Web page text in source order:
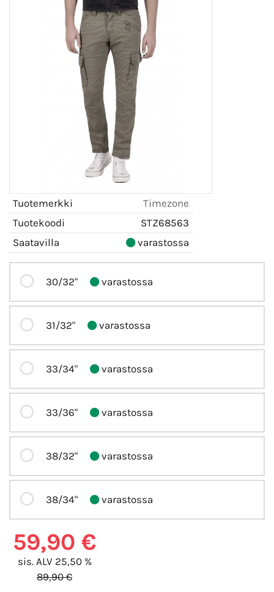
Tuotemerkki
Timezone
Tuotekoodi
STZ68563
Saatavilla
varastossa
30/32" varastossa
31/32" varastossa
33/34" varastossa
33/36" varastossa
38/32" varastossa
38/34" varastossa
59,90 €
sis. ALV 25,50 %
89,90 €